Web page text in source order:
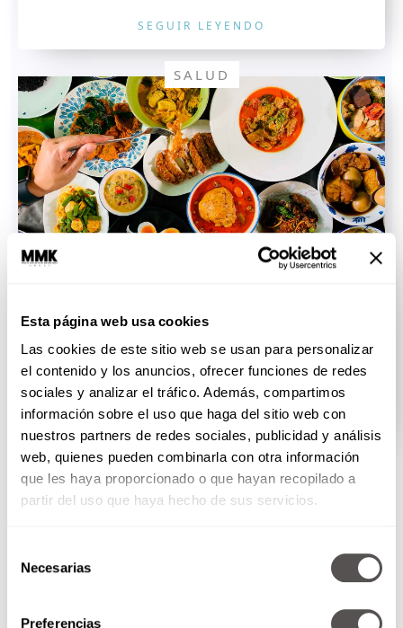
Esta página web usa cookies
Las cookies de este sitio web se usan para personalizar
el contenido y los anuncios, ofrecer funciones de redes
sociales y analizar el tráfico. Además, compartimos
información sobre el uso que haga del sitio web con
nuestros partners de redes sociales, publicidad y análisis
web, quienes pueden combinarla con otra información
que les haya proporcionado o que hayan recopilado a
partir del uso que haya hecho de sus servicios.
Necesarias
Preferencias
SEGUIR LEYENDO
SALUD
Trastorno por atracón: ¿por qué comemos sin
parar?
Aquí todo sobre el trastorno por atracón: causas,
consecuencias y...
SEGUIR LEYENDO